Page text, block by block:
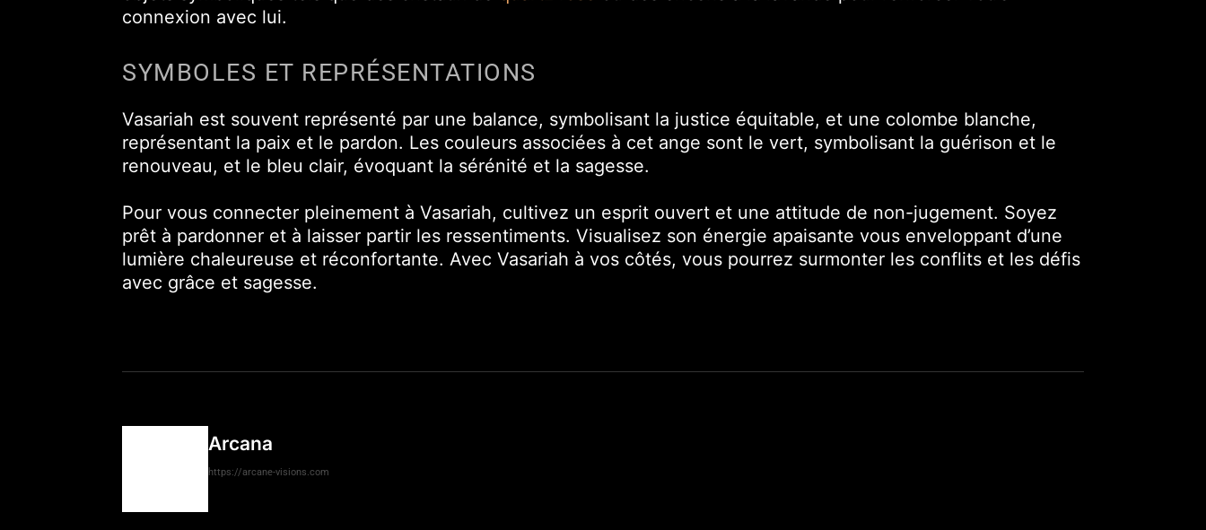
connexion avec lui.
SYMBOLES ET REPRÉSENTATIONS
Vasariah est souvent représenté par une balance, symbolisant la justice équitable, et une colombe blanche,
représentant la paix et le pardon. Les couleurs associées à cet ange sont le vert, symbolisant la guérison et le
renouveau, et le bleu clair, évoquant la sérénité et la sagesse.
Pour vous connecter pleinement à Vasariah, cultivez un esprit ouvert et une attitude de non-jugement. Soyez
prêt à pardonner et à laisser partir les ressentiments. Visualisez son énergie apaisante vous enveloppant d’une
lumière chaleureuse et réconfortante. Avec Vasariah à vos côtés, vous pourrez surmonter les conflits et les défis
avec grâce et sagesse.
Arcana
https://arcane-visions.com